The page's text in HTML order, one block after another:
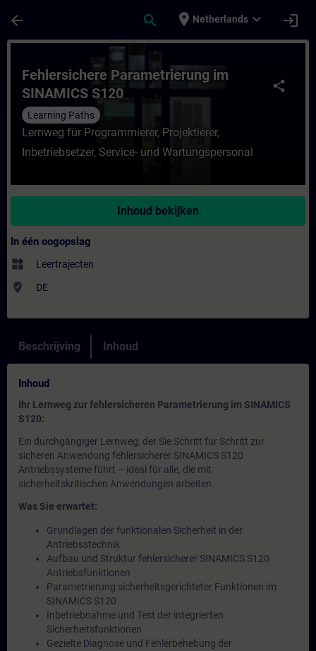
arrow_back search place Netherlands expand_more login
Cursus - Fehlersichere Parametrierung
share
Fehlersichere Parametrierung im
SINAMICS S120
Learning Paths
Lernweg für Programmierer, Projektierer,
Inbetriebsetzer, Service- und Wartungspersonal
Inhoud bekijken
In één oogopslag
widgets Leertrajecten
where_to_vote DE
Beschrijving Inhoud
Inhoud
Ihr Lernweg zur fehlersicheren Parametrierung im SINAMICS
S120:
Ein durchgängiger Lernweg, der Sie Schritt für Schritt zur
sicheren Anwendung fehlersicherer SINAMICS S120
Antriebssysteme führt – ideal für alle, die mit
sicherheitskritischen Anwendungen arbeiten.
Was Sie erwartet:
Grundlagen der funktionalen Sicherheit in der
Antriebsstechnik
Aufbau und Struktur fehlersicherer SINAMICS S120
Antriebsfunktionen
Parametrierung sicherheitsgerichteter Funktionen im
SINAMICS S120
Inbetriebnahme und Test der integrierten
Sicherheitsfunktionen
Gezielte Diagnose und Fehlerbehebung der